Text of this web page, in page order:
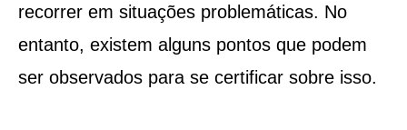
recorrer em situações problemáticas. No
entanto, existem alguns pontos que podem
ser observados para se certificar sobre isso.